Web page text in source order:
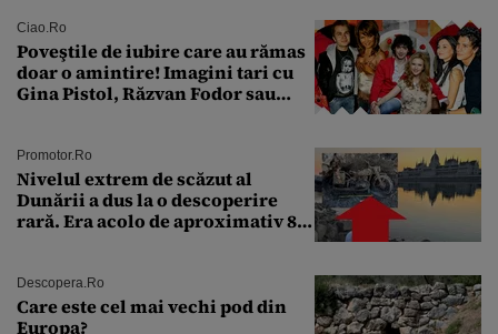
Ciao.ro
Poveştile de iubire care au rămas
doar o amintire! Imagini tari cu
Gina Pistol, Răzvan Fodor sau
Promotor.ro
Nivelul extrem de scăzut al
Dunării a dus la o descoperire
rară. Era acolo de aproximativ 80
Descopera.ro
Care este cel mai vechi pod din
Europa?